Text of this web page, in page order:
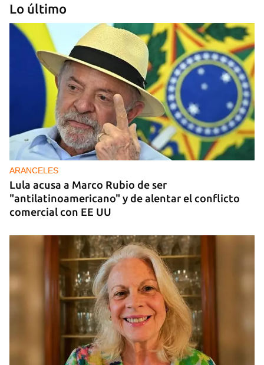
DONACIONES
China entrega otros 5.000 sistemas fotovoltaicos
para zonas rurales de Cuba
Lo último
ARANCELES
Lula acusa a Marco Rubio de ser
"antilatinoamericano" y de alentar el conflicto
comercial con EE UU